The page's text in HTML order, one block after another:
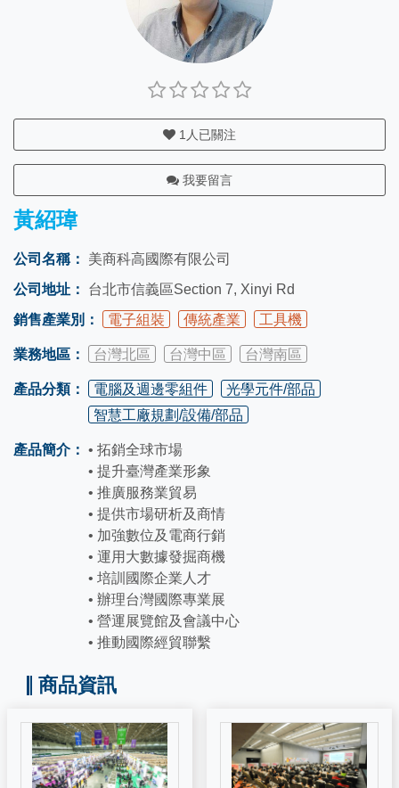
1 人已關注
我要留言
黃紹瑋
公司名稱：
美商科高國際有限公司
公司地址：
台北市信義區Section 7, Xinyi Rd
銷售產業別：
電子組裝 傳統產業 工具機
業務地區： 台灣北區 台灣中區 台灣南區
產品分類： 電腦及週邊零組件
光學元件/部品
智慧工廠規劃/設備/部品
產品簡介： • 拓銷全球市場
• 提升臺灣產業形象
• 推廣服務業貿易
• 提供市場研析及商情
• 加強數位及電商行銷
• 運用大數據發掘商機
• 培訓國際企業人才
• 辦理台灣國際專業展
• 營運展覽館及會議中心
• 推動國際經貿聯繫
商品資訊